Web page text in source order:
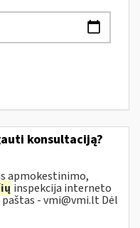
konsultaciją?
apmokestinimo,
inspekcija interneto
paštas -vmi@vmi.ltDėl